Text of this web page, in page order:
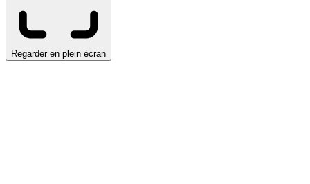
Regarder en plein écran